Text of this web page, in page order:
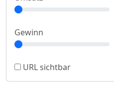
Gewinn
URL sichtbar